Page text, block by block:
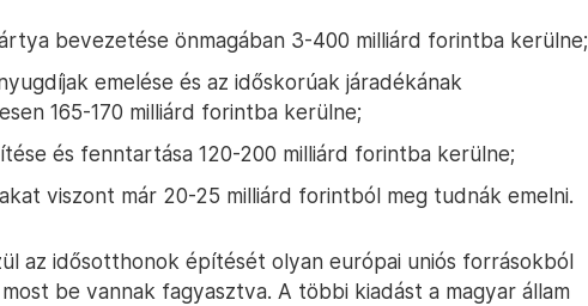
bevezetése önmagában 3-400 milliárd forintba kerülne;
emelése és az időskorúak járadékának
165-170 milliárd forintba kerülne;
és fenntartása 120-200 milliárd forintba kerülne;
viszont már 20-25 milliárd forintból meg tudnák emelni.
az idősotthonok építését olyan európai uniós forrásokból
be vannak fagyasztva. A többi kiadást a magyar állam